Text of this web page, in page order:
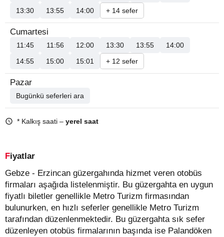
13:30
13:55 14:00 + 14 sefer
Cumartesi
11:45 11:56 12:00 13:30 13:55
14:00
14:55
15:00 15:01 + 12 sefer
Pazar
Bugünkü seferleri ara
* Kalkış saati – yerel saat
Fiyatlar
Gebze - Erzincan güzergahında hizmet veren otobüs
firmaları aşağıda listelenmiştir. Bu güzergahta en uygun
fiyatlı biletler genellikle Metro Turizm firmasından
bulunurken, en hızlı seferler genellikle Metro Turizm
tarafından düzenlenmektedir. Bu güzergahta sık sefer
düzenleyen otobüs firmalarının başında ise Palandöken